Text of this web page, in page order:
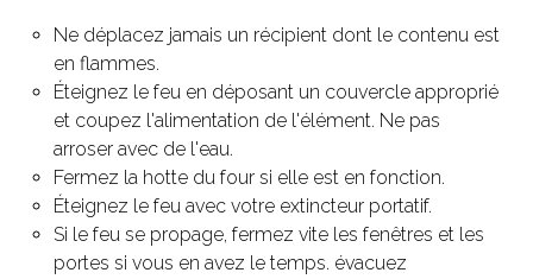
Ne déplacez jamais un récipient dont le contenu est
en flammes.
Éteignez le feu en déposant un couvercle approprié
et coupez l'alimentation de l'élément. Ne pas
arroser avec de l'eau.
Fermez la hotte du four si elle est en fonction.
Éteignez le feu avec votre extincteur portatif.
Si le feu se propage, fermez vite les fenêtres et les
portes si vous en avez le temps. évacuez